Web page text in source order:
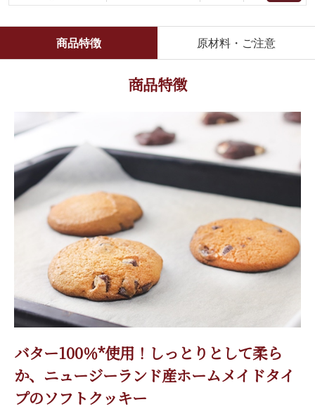
商品特徴 原材料・ご注意
商品特徴
バター100％*使用！しっとりとして柔ら
か、ニュージーランド産ホームメイドタイ
プのソフトクッキー